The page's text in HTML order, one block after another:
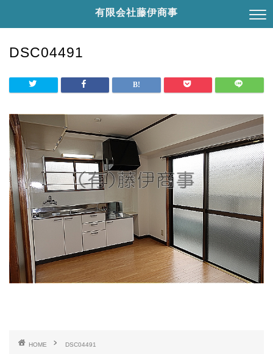
有限会社藤伊商事
DSC04491
HOME DSC04491